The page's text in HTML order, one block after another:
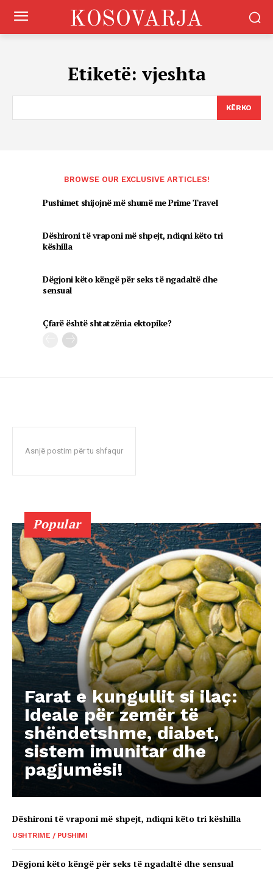
KOSOVARJA
Etiketë: vjeshta
KËRKO
BROWSE OUR EXCLUSIVE ARTICLES!
Pushimet shijojnë më shumë me Prime Travel
Dëshironi të vraponi më shpejt, ndiqni këto tri
këshilla
Dëgjoni këto këngë për seks të ngadaltë dhe
sensual
Çfarë është shtatzënia ektopike?
Asnjë postim për tu shfaqur
Popular
Farat e kungullit si ilaç:
Ideale për zemër të
shëndetshme, diabet,
sistem imunitar dhe
pagjumësi!
Dëshironi të vraponi më shpejt, ndiqni këto tri këshilla
USHTRIME / PUSHIMI
Dëgjoni këto këngë për seks të ngadaltë dhe sensual